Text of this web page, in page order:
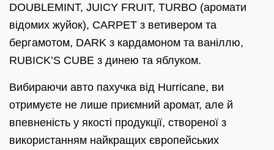
DOUBLEMINT, JUICY FRUIT, TURBO (аромати
відомих жуйок), CARPET з ветивером та
бергамотом, DARK з кардамоном та ваніллю,
RUBICK’S CUBE з динею та яблуком.
Вибираючи авто пахучка від Hurricane, ви
отримуєте не лише приємний аромат, але й
впевненість у якості продукції, створеної з
використанням найкращих європейських